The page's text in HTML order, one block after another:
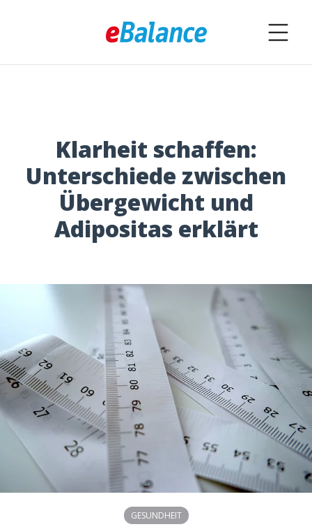
Klarheit schaffen:
Unterschiede zwischen
Übergewicht und
Adipositas erklärt
GESUNDHEIT